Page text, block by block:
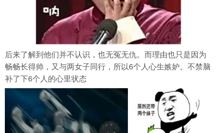
后来了解到他们并不认识，也无冤无仇。而理由也只是因为
畅畅长得帅，又与两女子同行，所以6个人心生嫉妒。不禁脑
补了下6个人的心里状态